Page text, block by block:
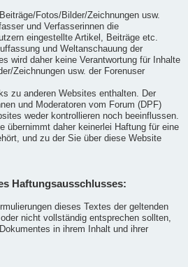
Fotos/Bilder/Zeichnungen usw.
und Verfasserinnen die
eingestellte Artikel, Beiträge etc.
und Weltanschauung der
wird daher keine Verantwortung für Inhalte
Zeichnungen usw. der Forenuser
zu anderen Websites enthalten. Der
und Moderatoren vom Forum (DPF)
weder kontrollieren noch beeinflussen.
übernimmt daher keinerlei Haftung für eine
und zu der Sie über diese Website
Haftungsausschlusses:
dieses Textes der geltenden
nicht vollständig entsprechen sollten,
in ihrem Inhalt und ihrer